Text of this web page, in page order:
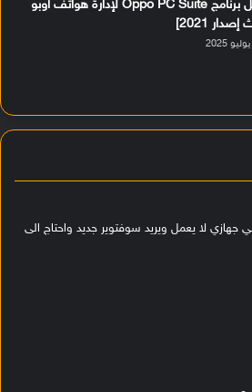
تحميل برنامج Oppo PC Suite لإدارة هواتف أوبو
2021]
لا يعمل ويريد سوفتوير جديد واحتاج الى